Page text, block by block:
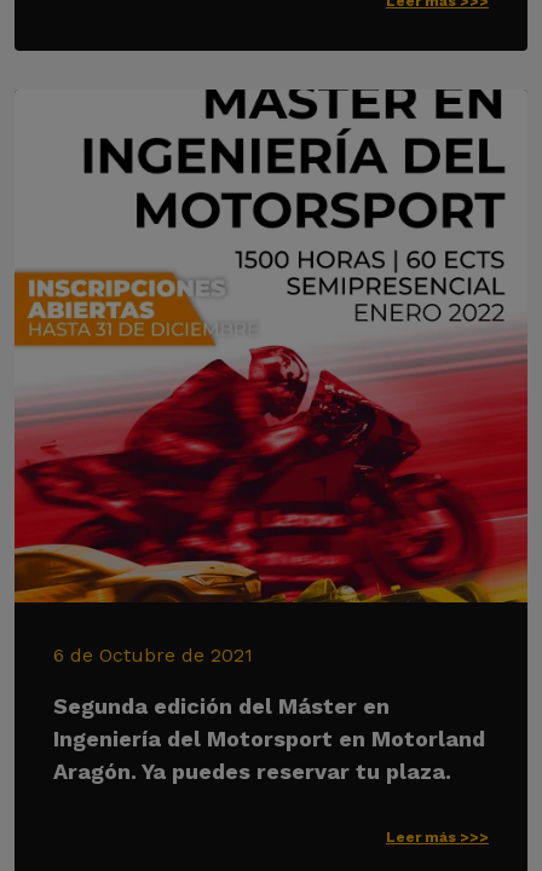
6 de Octubre de 2021
Segunda edición del Máster en
Ingeniería del Motorsport en Motorland
Aragón. Ya puedes reservar tu plaza.
Leer más >>>